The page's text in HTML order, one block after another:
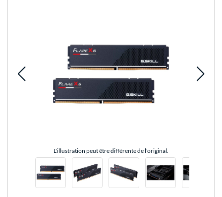
L'illustration peut être différente de l'original.